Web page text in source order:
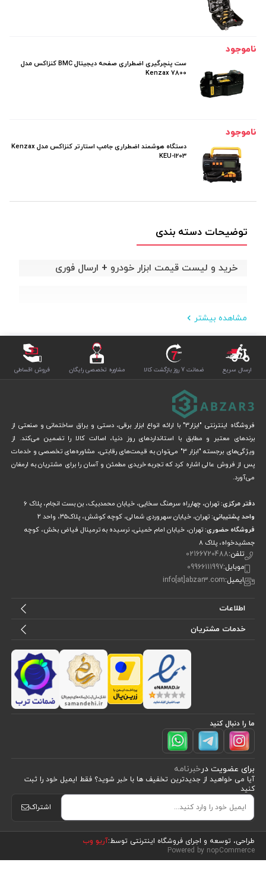
مشاهده محصولات(5)
ناموجود
ست پنچرگیری اضطراری صفحه دیجیتال BMC کنزاکس مدل
7800 Kenzax
ناموجود
دستگاه هوشمند اضطراری جامپ استارتر کنزاکس مدل Kenzax
KEU-1203
توضیحات دسته بندی
خرید و لیست قیمت ابزار خودرو + ارسال فوری
مشاهده بیشتر
ارسال سریع ضمانت 7 روز بازگشت کالا مشاوره تخصصی رایگان فروش اقساطی
فروشگاه اینترنتی "ابزار3" با ارائه انواع ابزار برقی، دستی و یراق ساختمانی و صنعتی از
برندهای معتبر و مطابق با استانداردهای روز دنیا، اصالت کالا را تضمین می‌کند. از
ویژگی‌های برجسته "ابزار 3" می‌توان به قیمت‌های رقابتی، مشاوره‌های تخصصی و خدمات
پس از فروش عالی اشاره کرد که تجربه خریدی مطمئن و آسان را برای مشتریان به ارمغان
می‌آورد.
دفتر مرکزی:تهران، چهارراه سرهنگ سخایی، خیابان محمدبیک، بن بست انجام، پلاک 6
واحد پشتیبانی:تهران، خیابان سهروردی شمالی، کوچه کوشش، پلاک۳۵، واحد ۲
فروشگاه حضوری:تهران، خیابان امام خمینی، نرسیده به ترمینال فیاض بخش، کوچه
جمشیدخواه، پلاک ۸
تلفن:02166720488
موبایل:09966111997
ایمیل:info[at]abzar3.com
اطلاعات
خدمات مشتریان
ما را دنبال کنید
برای عضویت درخبرنامه
آیا می خواهید از جدید‌ترین تخفیف‌ ها با‌ خبر شوید؟ فقط ایمیل خود را ثبت
کنید
اشتراک
طراحی، توسعه و اجرای فروشگاه اینترنتی توسط:آریو وب
Powered by nopCommerce